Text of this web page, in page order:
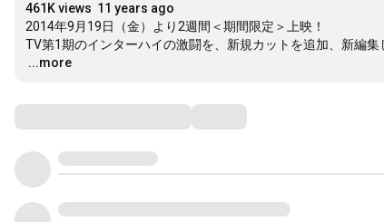
461K views 11 years ago
2014年9月19日（金）より2週間＜期間限定＞上映！
…
...more